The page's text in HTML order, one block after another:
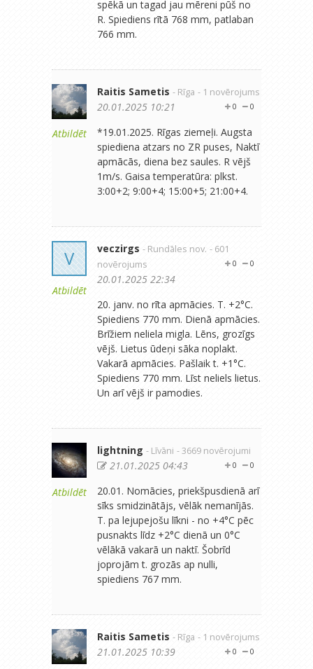
spēkā un tagad jau mēreni pūš no
R. Spiediens rītā 768 mm, patlaban
766 mm.
Atbildēt
Raitis Sametis - Rīga - 1 novērojums
0
0
20.01.2025 10:21
*19.01.2025. Rīgas ziemeļi. Augsta
spiediena atzars no ZR puses, Naktī
apmācās, diena bez saules. R vējš
1m/s. Gaisa temperatūra: plkst.
3:00+2; 9:00+4; 15:00+5; 21:00+4.
V
Atbildēt
veczirgs - Rundāles nov. - 601
novērojums
0
0
20.01.2025 22:34
20. janv. no rīta apmācies. T. +2°C.
Spiediens 770 mm. Dienā apmācies.
Brīžiem neliela migla. Lēns, grozīgs
vējš. Lietus ūdeņi sāka noplakt.
Vakarā apmācies. Pašlaik t. +1°C.
Spiediens 770 mm. Līst neliels lietus.
Un arī vējš ir pamodies.
Atbildēt
lightning - Līvāni - 3669 novērojumi
0
0
21.01.2025 04:43
20.01. Nomācies, priekšpusdienā arī
sīks smidzinātājs, vēlāk nemanījās.
T. pa lejupejošu līkni - no +4°C pēc
pusnakts līdz +2°C dienā un 0°C
vēlākā vakarā un naktī. Šobrīd
joprojām t. grozās ap nulli,
spiediens 767 mm.
Raitis Sametis - Rīga - 1 novērojums
0
0
21.01.2025 10:39